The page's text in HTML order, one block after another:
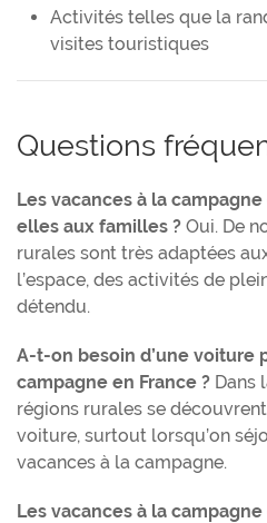
Activités telles que la
visites touristiques
Questions
Les vacances à la
elles aux familles ? Oui. De
rurales sont très adaptées
l’espace, des activités de
détendu.
A-t-on besoin d’une voiture
campagne en France ? Dans
régions rurales se
voiture, surtout lorsqu’on
vacances à la campagne.
Les vacances à la